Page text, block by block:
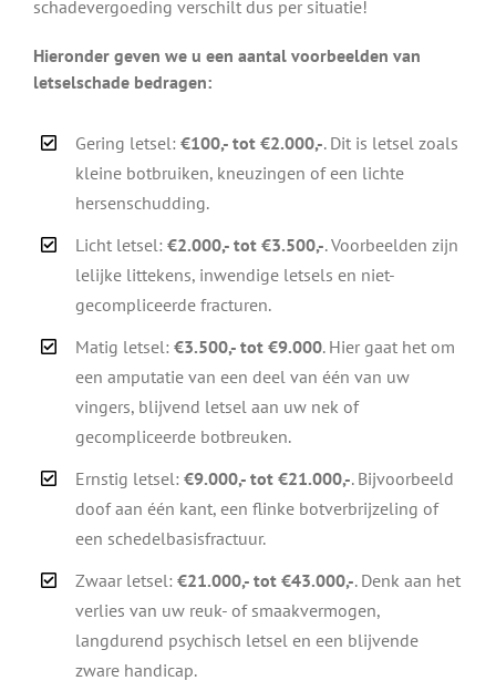
schadevergoeding verschilt dus per situatie!
Hieronder geven we u een aantal voorbeelden van
letselschade bedragen:
Gering letsel:€100,- tot €2.000,-. Dit is letsel zoals
kleine botbruiken, kneuzingen of een lichte
hersenschudding.
Licht letsel:€2.000,- tot €3.500,-. Voorbeelden zijn
lelijke littekens, inwendige letsels en niet-
gecompliceerde fracturen.
Matig letsel:€3.500,- tot €9.000. Hier gaat het om
een amputatie van een deel van één van uw
vingers, blijvend letsel aan uw nek of
gecompliceerde botbreuken.
Ernstig letsel:€9.000,- tot €21.000,-. Bijvoorbeeld
doof aan één kant, een flinke botverbrijzeling of
een schedelbasisfractuur.
Zwaar letsel:€21.000,- tot €43.000,-. Denk aan het
verlies van uw reuk- of smaakvermogen,
langdurend psychisch letsel en een blijvende
zware handicap.